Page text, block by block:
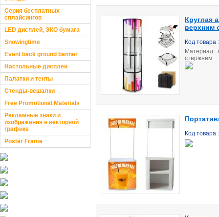
Серия бесплатных
сплайсингов
LED дисплей, ЭКО бумага
Snowingtime
Event back ground banner
Настольные дисплеи
Палатки и тенты
Стенды-вешалки
Free Promotional Materials
Рекламные знаки и
изображения в векторной
графике
Poster Frame
Круглая
верхним
Код товара
Материал :
стержнем
Код товара